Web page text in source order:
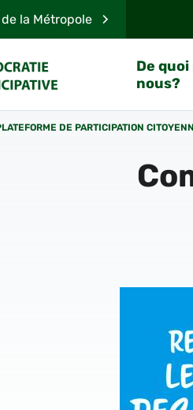
la Métropole
De
nous?
DE PARTICIPATION